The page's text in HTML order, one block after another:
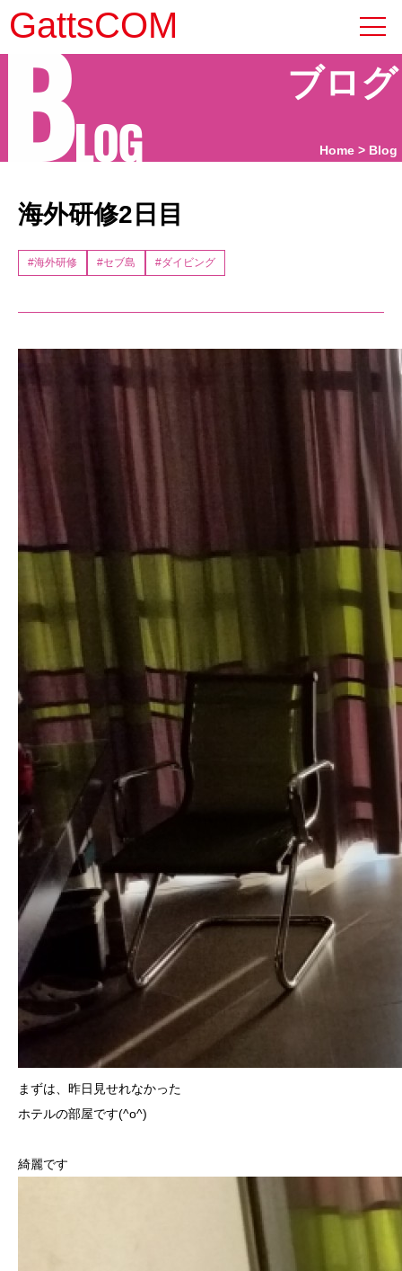
GattsCOM
ブログ
BLOG Home Blog
海外研修2日目
#海外研修 #セブ島 #ダイビング
まずは、昨日見せれなかった
ホテルの部屋です(^o^)
綺麗です